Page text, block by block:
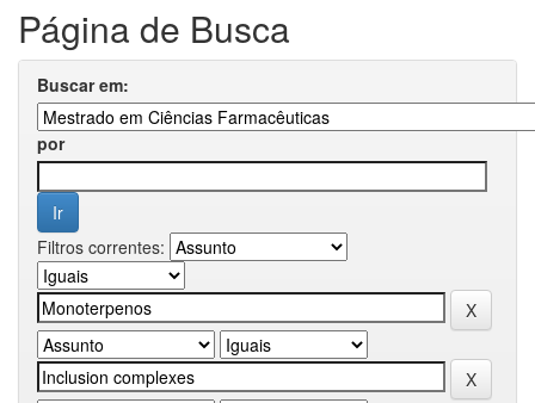
Página de Busca
Buscar em:
por
Filtros correntes: